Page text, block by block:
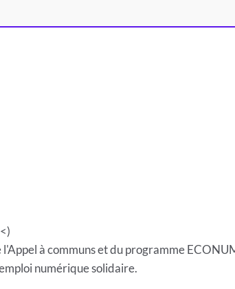
à communs et du programme
numérique solidaire.